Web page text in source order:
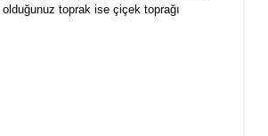
toprak ise çiçek toprağı